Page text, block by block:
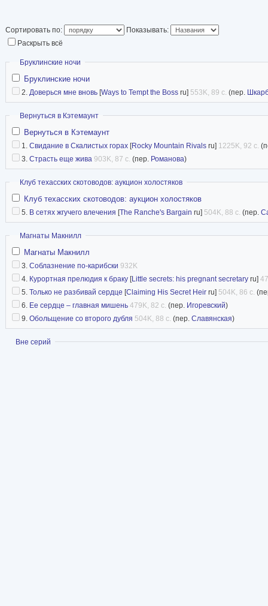
Сортировать по:
Показывать:
Раскрыть всё
Скрыть
Бруклинские ночи
Бруклинские ночи
2. Доверься мне вновь [Ways to Tempt the Boss ru] 553K, 89 с. (пер.
Скрыть
Вернуться в Кэтемаунт
Вернуться в Кэтемаунт
1. Свидание в Скалистых горах [Rocky Mountain Rivals ru] 1225K, 92 с.
3. Страсть еще жива 903K, 87 с. (пер. Романова)
Скрыть
Клуб техасских скотоводов: аукцион холостяков
Клуб техасских скотоводов: аукцион холостяков
5. В сетях жгучего влечения [The Ranche's Bargain ru] 504K, 88 с. (пер.
Скрыть
Магнаты Макнилл
Магнаты Макнилл
3. Соблазнение по-карибски 932K
4. Курортная прелюдия к браку [Little secrets: his pregnant secretary ru]
5. Только не разбивай сердце [Claiming His Secret Heir ru] 504K, 86 с.
6. Ее сердце – главная мишень 479K, 82 с. (пер. Игоревский)
9. Обольщение со второго дубля 504K, 88 с. (пер. Славянская)
Показать
Вне серий